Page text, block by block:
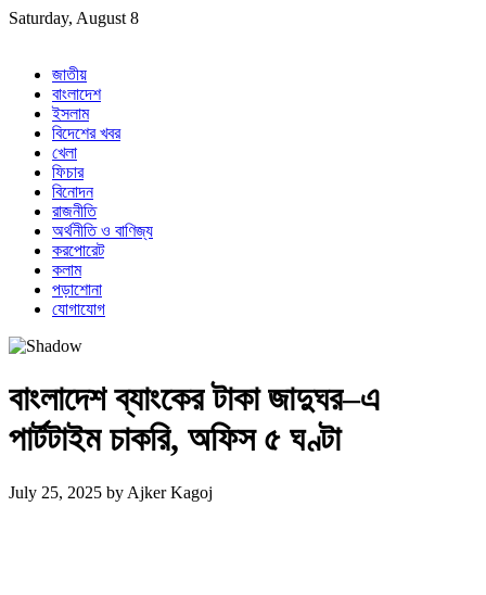
Skip
Saturday, August 8
জাতীয়
বাংলাদেশ
ইসলাম
বিদেশের খবর
খেলা
ফিচার
বিনোদন
রাজনীতি
অর্থনীতি ও বাণিজ্য
করপোরেট
কলাম
পড়াশোনা
যোগাযোগ
বাংলাদেশ ব্যাংকের টাকা জাদুঘর–এ
পার্টটাইম চাকরি, অফিস ৫ ঘণ্টা
July 25, 2025 by Ajker Kagoj